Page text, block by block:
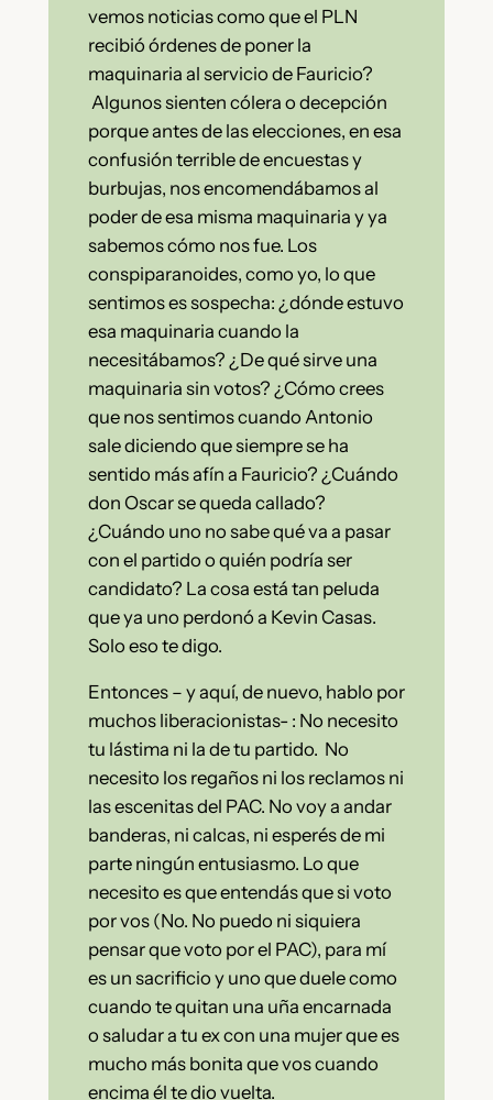
vemos noticias como que el PLN
recibió órdenes de poner la
maquinaria al servicio de Fauricio?
Algunos sienten cólera o decepción
porque antes de las elecciones, en esa
confusión terrible de encuestas y
burbujas, nos encomendábamos al
poder de esa misma maquinaria y ya
sabemos cómo nos fue. Los
conspiparanoides, como yo, lo que
sentimos es sospecha: ¿dónde estuvo
esa maquinaria cuando la
necesitábamos? ¿De qué sirve una
maquinaria sin votos? ¿Cómo crees
que nos sentimos cuando Antonio
sale diciendo que siempre se ha
sentido más afín a Fauricio? ¿Cuándo
don Oscar se queda callado?
¿Cuándo uno no sabe qué va a pasar
con el partido o quién podría ser
candidato? La cosa está tan peluda
que ya uno perdonó a Kevin Casas.
Solo eso te digo.
Entonces – y aquí, de nuevo, hablo por
muchos liberacionistas- : No necesito
tu lástima ni la de tu partido. No
necesito los regaños ni los reclamos ni
las escenitas del PAC. No voy a andar
banderas, ni calcas, ni esperés de mi
parte ningún entusiasmo. Lo que
necesito es que entendás que si voto
por vos (No. No puedo ni siquiera
pensar que voto por el PAC), para mí
es un sacrificio y uno que duele como
cuando te quitan una uña encarnada
o saludar a tu ex con una mujer que es
mucho más bonita que vos cuando
encima él te dio vuelta.